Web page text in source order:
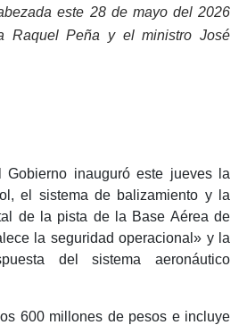
este 28 de mayo del 2026
Raquel Peña y el ministro José
Gobierno inauguró este jueves la
el sistema de balizamiento y la
de la pista de la Base Aérea de
la seguridad operacional» y la
del sistema aeronáutico
600 millones de pesos e incluye